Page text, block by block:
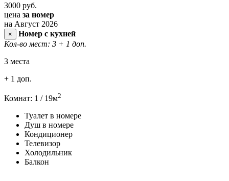
3000 руб.
цена за номер
на Август 2026
×
Номер с кухней
Кол-во мест: 3 + 1 доп.
3 места
+ 1 доп.
Комнат: 1 / 19м2
Туалет в номере
Душ в номере
Кондиционер
Телевизор
Холодильник
Балкон